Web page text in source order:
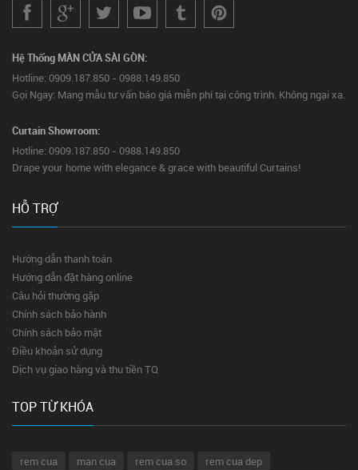
Hệ Thống MÀN CỬA SÀI GÒN:
Hotline: 0909.187.850 - 0988.149.850
Gọi Ngay: Mang mẫu tư vấn báo giá miễn phí tại công trình. Không ngại xa.
Curtain Showroom:
Hotline: 0909.187.850 - 0988.149.850
Drape your home with elegance & grace with beautiful Curtains!
HỖ TRỢ
Hướng dẫn thanh toán
Hướng dẫn đặt hàng online
Câu hỏi thường gặp
Chính sách bảo hành
Chính sách bảo mật
Điều khoản sử dụng
Dịch vụ giao hàng và thu tiền TQ
TOP TỪ KHÓA
rem cua man cua rem cua so
rem cua dep